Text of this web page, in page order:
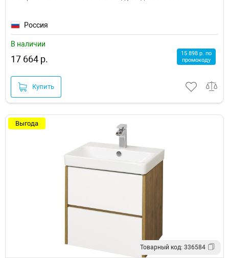
Россия
В наличии
17 664 р.
15 898 р. по
промокоду
Купить
Выгода
Товарный код: 336584